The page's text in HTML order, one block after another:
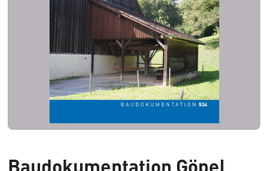
Baudokumentation Göpel